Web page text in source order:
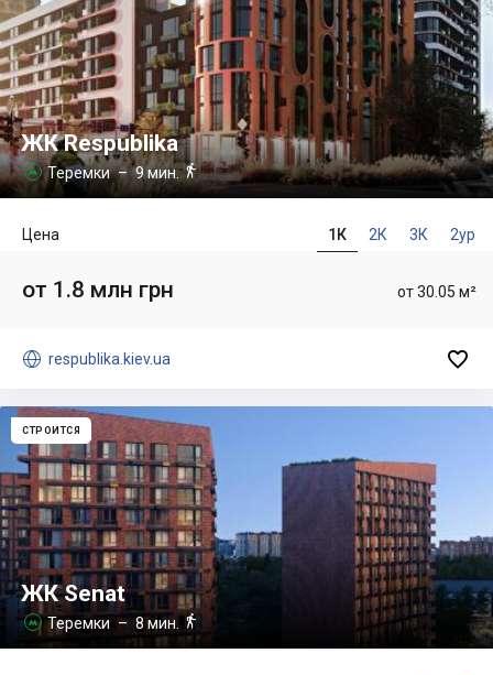
ЖК Respublika
 Теремки– 9 мин.
1К 2К 3К 2ур
Цена
от 30.05 м²
от 1.8 млн грн
 respublika.kiev.ua 
СТРОИТСЯ
ЖК Senat
 Теремки – 8 мин. 